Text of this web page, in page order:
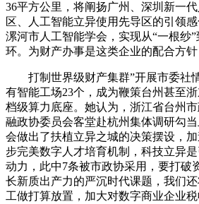
36平方公里，将阐扬广州、深圳新一
区、人工智能立异使用先导区的引领
漯河市人工智能学会，实现从“一根纱”
环。为财产办事是这类企业的配合方针
打制世界级财产集群”开展市委社
有智能工场23个，成为鞭策台州甚至
档级算力底座。她认为，浙江省台州
融政协委员会客堂赴杭州集体调研勾
会做出了扶植立异之城的决策摆设，
步完美数字人才培育机制，科技立异
动力，此中7条被市政协采用，要打破
长新质出产力的严沉时代课题，我们
工做打算放置，加大对数字商业企业